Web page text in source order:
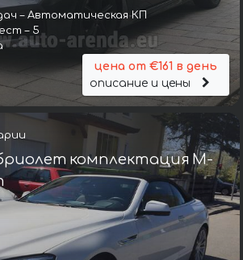
– Автоматическая КП
– 5
цена от €161 в день
описание и цены
комплектация М-